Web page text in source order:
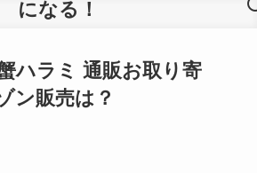
になる！
ハラミ 通販お取り寄
ン販売は？